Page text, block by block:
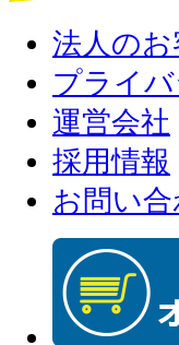
法人の
プライ
運営会社
採用情報
お問い